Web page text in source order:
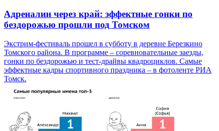
Адреналин через край: эффектные гонки по
бездорожью прошли под Томском
Экстрим-фестиваль прошел в субботу в деревне Березкино
Томского района. В программе – соревновательные заезды,
гонки по бездорожью и тест-драйвы квадроциклов. Самые
эффектные кадры спортивного праздника – в фотоленте РИА
Томск.